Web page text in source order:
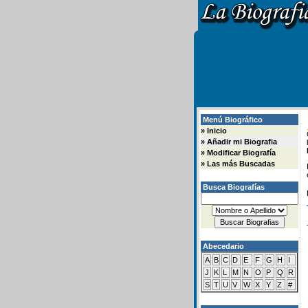
Menú Biográfico
» Inicio
» Añadir mi Biografia
» Modificar Biografía
» Las más Buscadas
Busca Biografías
Abecedario
A B C D E F G H
I
J
K L M N O P Q
R
S T U V W X Y Z #